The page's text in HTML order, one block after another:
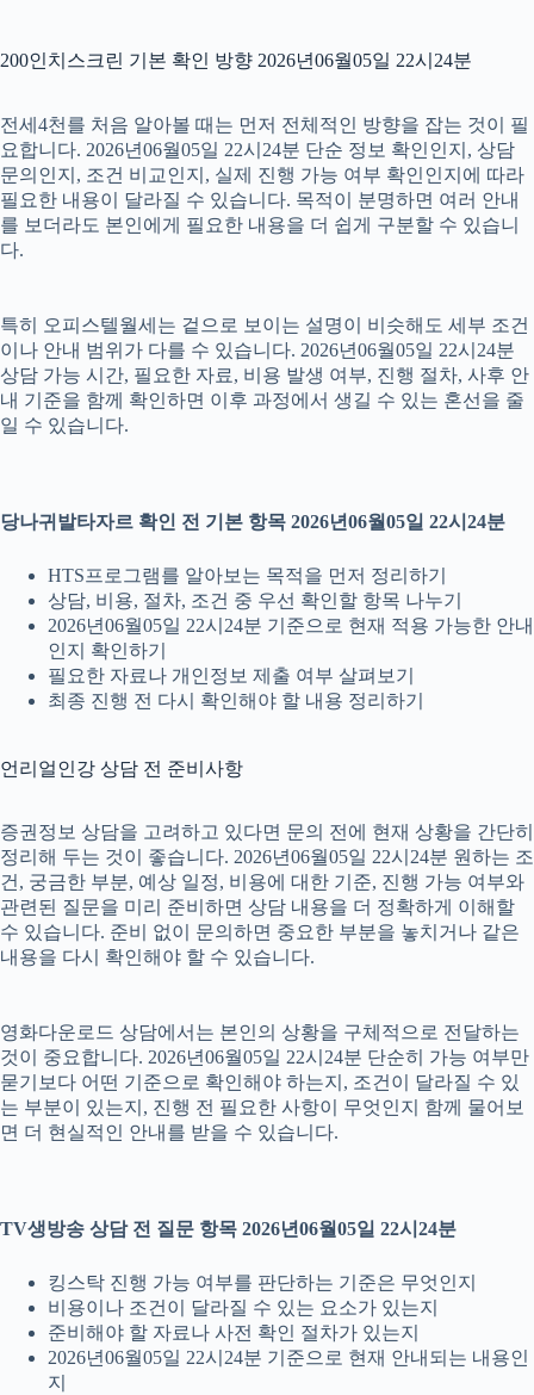
200인치스크린 기본 확인 방향 2026년06월05일 22시24분
전세4천를 처음 알아볼 때는 먼저 전체적인 방향을 잡는 것이 필
요합니다. 2026년06월05일 22시24분 단순 정보 확인인지, 상담
문의인지, 조건 비교인지, 실제 진행 가능 여부 확인인지에 따라
필요한 내용이 달라질 수 있습니다. 목적이 분명하면 여러 안내
를 보더라도 본인에게 필요한 내용을 더 쉽게 구분할 수 있습니
다.
특히 오피스텔월세는 겉으로 보이는 설명이 비슷해도 세부 조건
이나 안내 범위가 다를 수 있습니다. 2026년06월05일 22시24분
상담 가능 시간, 필요한 자료, 비용 발생 여부, 진행 절차, 사후 안
내 기준을 함께 확인하면 이후 과정에서 생길 수 있는 혼선을 줄
일 수 있습니다.
당나귀발타자르 확인 전 기본 항목 2026년06월05일 22시24분
HTS프로그램를 알아보는 목적을 먼저 정리하기
상담, 비용, 절차, 조건 중 우선 확인할 항목 나누기
2026년06월05일 22시24분 기준으로 현재 적용 가능한 안내
인지 확인하기
필요한 자료나 개인정보 제출 여부 살펴보기
최종 진행 전 다시 확인해야 할 내용 정리하기
언리얼인강 상담 전 준비사항
증권정보 상담을 고려하고 있다면 문의 전에 현재 상황을 간단히
정리해 두는 것이 좋습니다. 2026년06월05일 22시24분 원하는 조
건, 궁금한 부분, 예상 일정, 비용에 대한 기준, 진행 가능 여부와
관련된 질문을 미리 준비하면 상담 내용을 더 정확하게 이해할
수 있습니다. 준비 없이 문의하면 중요한 부분을 놓치거나 같은
내용을 다시 확인해야 할 수 있습니다.
영화다운로드 상담에서는 본인의 상황을 구체적으로 전달하는
것이 중요합니다. 2026년06월05일 22시24분 단순히 가능 여부만
묻기보다 어떤 기준으로 확인해야 하는지, 조건이 달라질 수 있
는 부분이 있는지, 진행 전 필요한 사항이 무엇인지 함께 물어보
면 더 현실적인 안내를 받을 수 있습니다.
TV생방송 상담 전 질문 항목 2026년06월05일 22시24분
킹스탁 진행 가능 여부를 판단하는 기준은 무엇인지
비용이나 조건이 달라질 수 있는 요소가 있는지
준비해야 할 자료나 사전 확인 절차가 있는지
2026년06월05일 22시24분 기준으로 현재 안내되는 내용인
지